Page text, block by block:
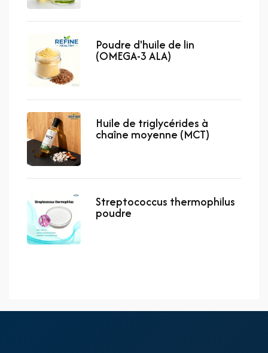
Poudre d'huile de lin
(OMEGA-3 ALA)
Huile de triglycérides à
chaîne moyenne (MCT)
Streptococcus thermophilus
poudre